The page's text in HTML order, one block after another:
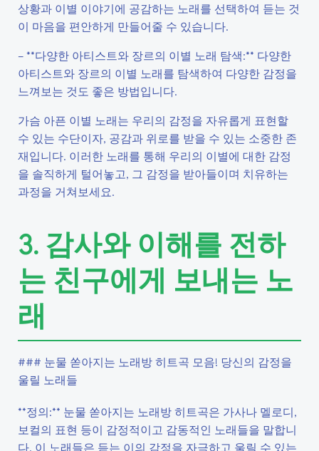
상황과 이별 이야기에 공감하는 노래를 선택하여 듣는 것
이 마음을 편안하게 만들어줄 수 있습니다.
– **다양한 아티스트와 장르의 이별 노래 탐색:** 다양한
아티스트와 장르의 이별 노래를 탐색하여 다양한 감정을
느껴보는 것도 좋은 방법입니다.
가슴 아픈 이별 노래는 우리의 감정을 자유롭게 표현할
수 있는 수단이자, 공감과 위로를 받을 수 있는 소중한 존
재입니다. 이러한 노래를 통해 우리의 이별에 대한 감정
을 솔직하게 털어놓고, 그 감정을 받아들이며 치유하는
과정을 거쳐보세요.
3. 감사와 이해를 전하
는 친구에게 보내는 노
래
### 눈물 쏟아지는 노래방 히트곡 모음! 당신의 감정을
울릴 노래들
**정의:** 눈물 쏟아지는 노래방 히트곡은 가사나 멜로디,
보컬의 표현 등이 감정적이고 감동적인 노래들을 말합니
다. 이 노래들은 듣는 이의 감정을 자극하고 울릴 수 있는